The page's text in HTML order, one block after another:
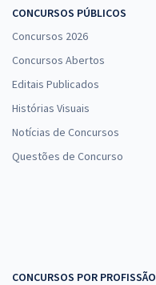
CONCURSOS PÚBLICOS
Concursos 2026
Concursos Abertos
Editais Publicados
Histórias Visuais
Notícias de Concursos
Questões de Concurso
CONCURSOS POR PROFISSÃO